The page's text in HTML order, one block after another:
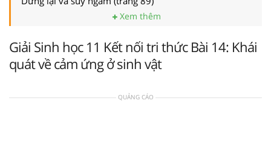
Xem thêm
Giải Sinh học 11 Kết nối tri thức Bài 14: Khái
quát về cảm ứng ở sinh vật
QUẢNG CÁO